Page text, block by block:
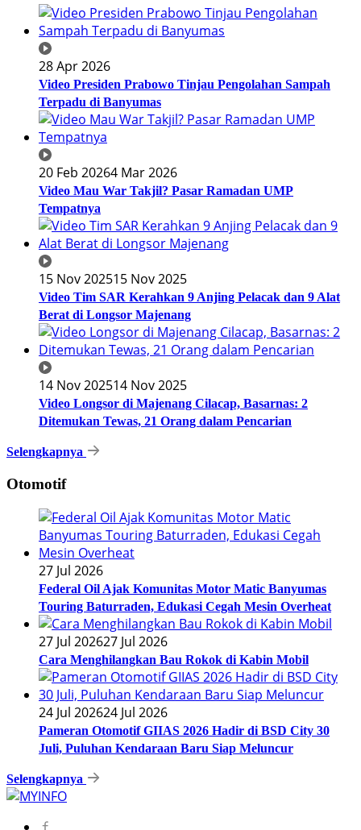
28 Apr 2026
Video Presiden Prabowo Tinjau Pengolahan Sampah
Terpadu di Banyumas
20 Feb 20264 Mar 2026
Video Mau War Takjil? Pasar Ramadan UMP
Tempatnya
15 Nov 202515 Nov 2025
Video Tim SAR Kerahkan 9 Anjing Pelacak dan 9 Alat
Berat di Longsor Majenang
14 Nov 202514 Nov 2025
Video Longsor di Majenang Cilacap, Basarnas: 2
Ditemukan Tewas, 21 Orang dalam Pencarian
Selengkapnya
Otomotif
27 Jul 2026
Federal Oil Ajak Komunitas Motor Matic Banyumas
Touring Baturraden, Edukasi Cegah Mesin Overheat
27 Jul 202627 Jul 2026
Cara Menghilangkan Bau Rokok di Kabin Mobil
24 Jul 202624 Jul 2026
Pameran Otomotif GIIAS 2026 Hadir di BSD City 30
Juli, Puluhan Kendaraan Baru Siap Meluncur
Selengkapnya